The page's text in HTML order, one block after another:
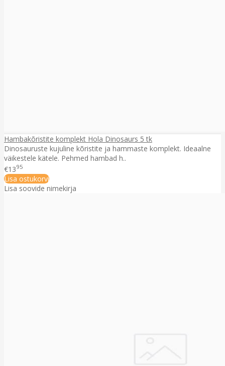
Hambakõristite komplekt Hola Dinosaurs 5 tk
Dinosauruste kujuline kõristite ja hammaste komplekt. Ideaalne
väikestele kätele. Pehmed hambad h..
€1395
Lisa ostukorvi
Lisa soovide nimekirja